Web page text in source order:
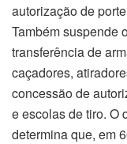
autorização de
Também suspende
transferência de
caçadores,
concessão de
e escolas de tiro. O
determina que, em